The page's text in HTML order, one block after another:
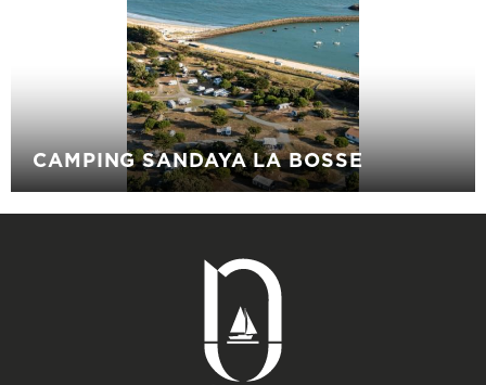
CAMPING SANDAYA LA BOSSE